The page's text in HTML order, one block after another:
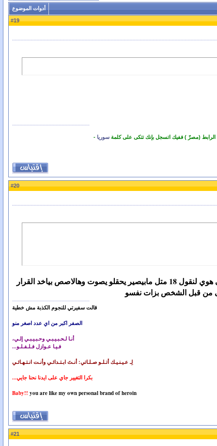
أدوات الموضوع
#
19
الرابط (مصرّ ) ففيك اتسجل بإنك تتكى على كلمةسوريا -
#
20
لكن بهالحالة..لازم يصير متل مااقترح باشق انو شي بالقوانين.. وانو الواحد من وقت مايصير بعمر البلوغ يللي هوي لنقول 18 متل مابيصير يحقلو يصوت وهالاصص بياخد القرار
من قبل الشخص بزات نفسو
قالت سفيرتي للنجوم الكذبة مش خطية
الصفر اكبر من اي عدد اصغر منو
أنـا لـحـبـيـبـي وحـبـيـبـي إلـي،
فـيـا عـوازل فـلـفـلـو...
لِـ عـيـنـيـك أتـلـو صـلـاتي: أنـتَ ابـتـدائـي وأنـت انـتـهـائـي
بكرا التغيير جاي على ايدنا نحنا جايي...
Baby!! you are like my own personal brand of heroin
#
21